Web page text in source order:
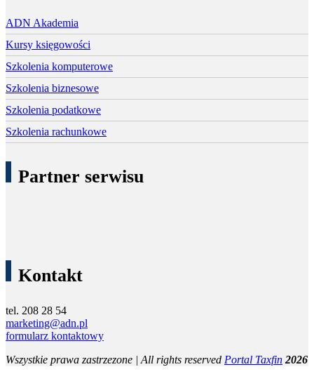
ADN Akademia
Kursy księgowości
Szkolenia komputerowe
Szkolenia biznesowe
Szkolenia podatkowe
Szkolenia rachunkowe
Partner serwisu
Kontakt
tel. 208 28 54
marketing@adn.pl
formularz kontaktowy
Wszystkie prawa zastrzezone | All rights reserved Portal Taxfin 2026